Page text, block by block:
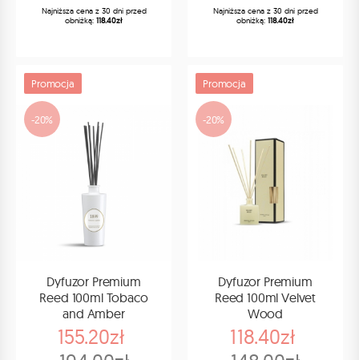
Najniższa cena z 30 dni przed
obniżką: 118.40zł
Najniższa cena z 30 dni przed
obniżką: 118.40zł
Promocja
-20%
Dyfuzor Premium
Reed 100ml Tobaco
and Amber
155.20zł
Promocja
-20%
Dyfuzor Premium
Reed 100ml Velvet
Wood
118.40zł